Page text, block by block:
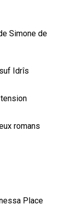
Simone de
Idrîs
romans
Place